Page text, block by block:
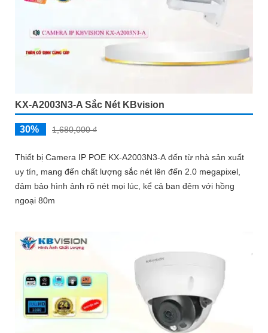
KX-A2003N3-A Sắc Nét KBvision
30% 1,680,000 ₫
Thiết bị Camera IP POE KX-A2003N3-A đến từ nhà sản xuất
uy tín, mang đến chất lượng sắc nét lên đến 2.0 megapixel,
đảm bảo hình ảnh rõ nét mọi lúc, kể cả ban đêm với hồng
ngoại 80m